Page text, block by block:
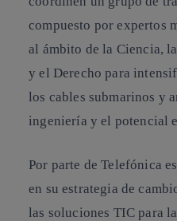
compuesto por expertos
al ámbito de la Ciencia,
y el Derecho para
los cables submarinos y
ingeniería y el potencial
Por parte de Telefónica
en su estrategia de
las soluciones TIC para